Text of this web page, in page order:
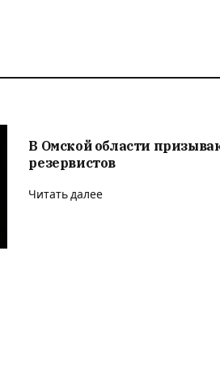
В Омской области
резервистов
Читать далее